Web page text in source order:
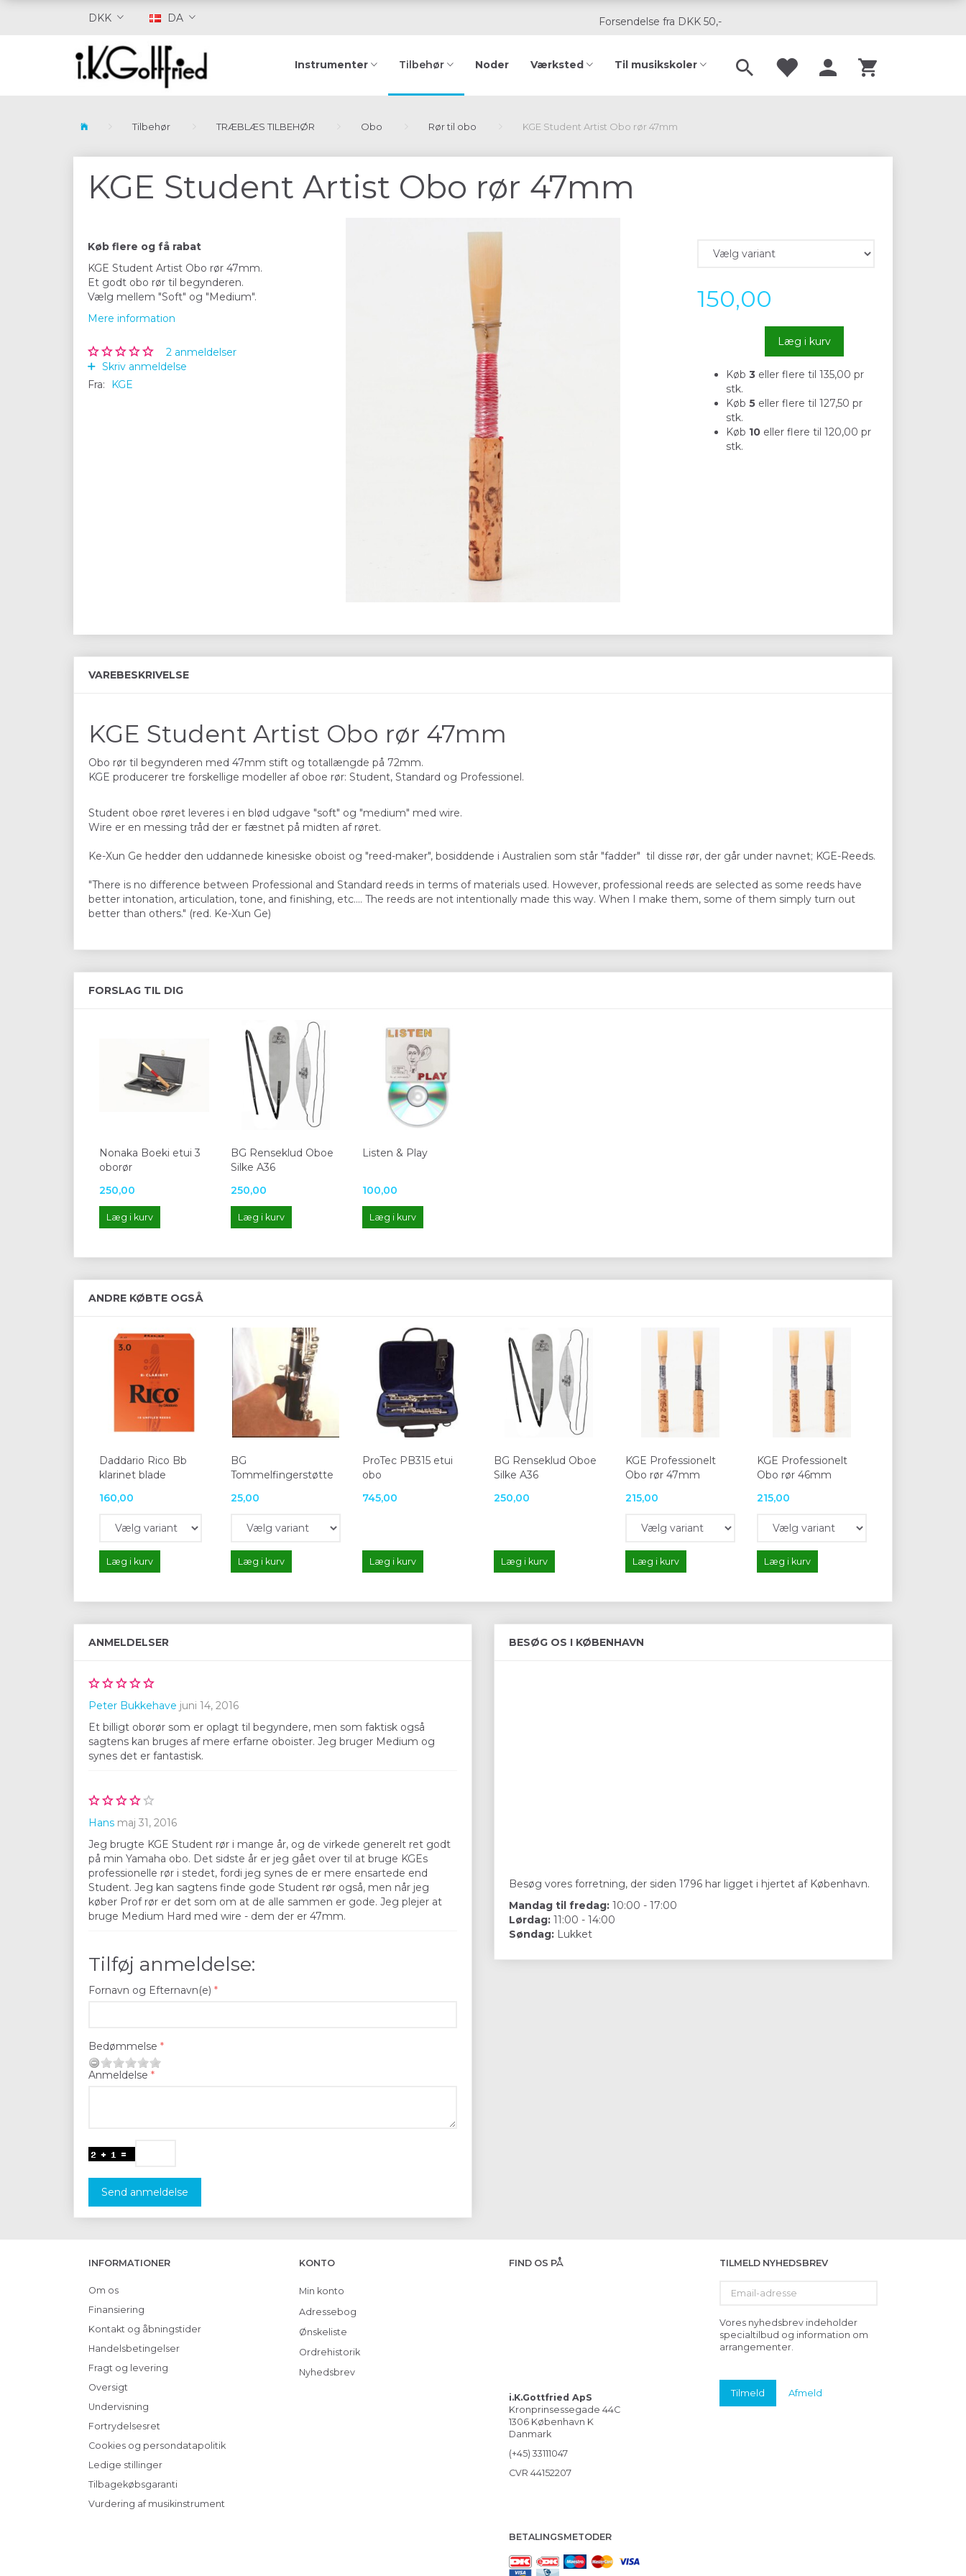
DKK DA Forsendelse fra DKK 50,-
Instrumenter Tilbehør Noder Værksted Til musikskoler
Tilbehør TRÆBLÆS TILBEHØR Obo Rør til obo KGE Student Artist Obo rør 47mm
KGE Student Artist Obo rør 47mm
Køb flere og få rabat
KGE Student Artist Obo rør 47mm.
Et godt obo rør til begynderen.
Vælg mellem "Soft" og "Medium".
Mere information
2 anmeldelser
Skriv anmeldelse
Fra:
KGE
150,00
Læg i kurv
Køb 3eller flere til 135,00 pr
stk.
Køb 5eller flere til 127,50 pr
stk.
Køb 10eller flere til 120,00 pr
stk.
VAREBESKRIVELSE
KGE Student Artist Obo rør 47mm
Obo rør til begynderen med 47mm stift og totallængde på 72mm.
KGE producerer tre forskellige modeller af oboe rør: Student, Standard og Professionel.
Student oboe røret leveres i en blød udgave "soft" og "medium" med wire.
Wire er en messing tråd der er fæstnet på midten af røret.
Ke-Xun Ge hedder den uddannede kinesiske oboist og "reed-maker", bosiddende i Australien som står "fadder" til disse rør, der går under navnet; KGE-Reeds.
"There is no difference between Professional and Standard reeds in terms of materials used. However, professional reeds are selected as some reeds have
better intonation, articulation, tone, and finishing, etc…. The reeds are not intentionally made this way. When I make them, some of them simply turn out
better than others." (red. Ke-Xun Ge)
FORSLAG TIL DIG
Nonaka Boeki etui 3
oborør
250,00
Læg i kurv
BG Renseklud Oboe
Silke A36
250,00
Læg i kurv
Listen & Play
100,00
Læg i kurv
ANDRE KØBTE OGSÅ
Daddario Rico Bb
klarinet blade
160,00
Læg i kurv
BG
Tommelfingerstøtte
25,00
Læg i kurv
ProTec PB315 etui
obo
745,00
Læg i kurv
BG Renseklud Oboe
Silke A36
250,00
Læg i kurv
KGE Professionelt
Obo rør 47mm
215,00
Læg i kurv
KGE Professionelt
Obo rør 46mm
215,00
Læg i kurv
ANMELDELSER
Peter Bukkehave juni 14, 2016
Et billigt oborør som er oplagt til begyndere, men som faktisk også
sagtens kan bruges af mere erfarne oboister. Jeg bruger Medium og
synes det er fantastisk.
Hans maj 31, 2016
Jeg brugte KGE Student rør i mange år, og de virkede generelt ret godt
på min Yamaha obo. Det sidste år er jeg gået over til at bruge KGEs
professionelle rør i stedet, fordi jeg synes de er mere ensartede end
Student. Jeg kan sagtens finde gode Student rør også, men når jeg
køber Prof rør er det som om at de alle sammen er gode. Jeg plejer at
bruge Medium Hard med wire - dem der er 47mm.
Tilføj anmeldelse:
Fornavn og Efternavn(e)
Bedømmelse
Anmeldelse
Send anmeldelse
BESØG OS I KØBENHAVN
Besøg vores forretning, der siden 1796 har ligget i hjertet af København.
Mandag til fredag: 10:00 - 17:00
Lørdag: 11:00 - 14:00
Søndag: Lukket
INFORMATIONER
Om os
Finansiering
Kontakt og åbningstider
Handelsbetingelser
Fragt og levering
Oversigt
Undervisning
Fortrydelsesret
Cookies og persondatapolitik
Ledige stillinger
Tilbagekøbsgaranti
Vurdering af musikinstrument
KONTO
Min konto
Adressebog
Ønskeliste
Ordrehistorik
Nyhedsbrev
FIND OS PÅ
i.K.Gottfried ApS
Kronprinsessegade 44C
1306 København K
Danmark
(+45) 33111047
CVR 44152207
BETALINGSMETODER
TILMELD NYHEDSBREV
adresse
Vores nyhedsbrev indeholder
specialtilbud og information om
arrangementer.
Tilmeld Afmeld